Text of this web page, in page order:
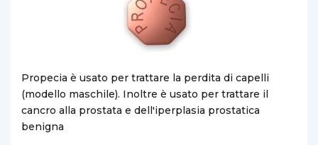
Propecia è usato per trattare la perdita di capelli
(modello maschile). Inoltre è usato per trattare il
cancro alla prostata e dell'iperplasia prostatica
benigna